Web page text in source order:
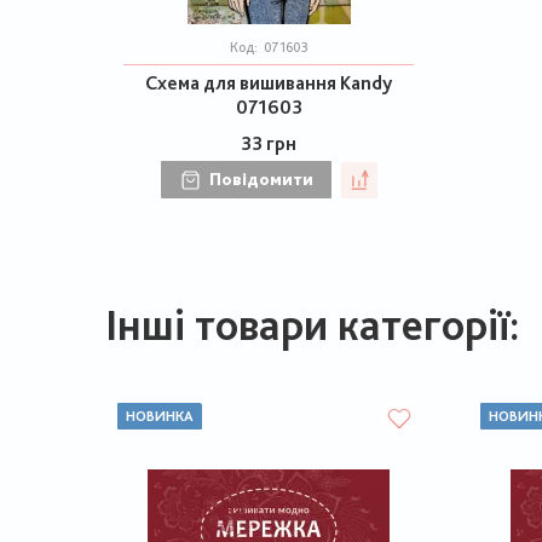
Код: 071603
Схема для вишивання Kandy
071603
33 грн
Повідомити
Інші товари категорії:
НОВИНКА